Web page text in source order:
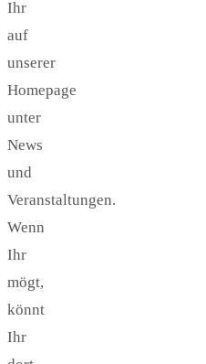
Ihr
auf
unserer
Homepage
unter
News
und
Veranstaltungen.
Wenn
Ihr
mögt,
könnt
Ihr